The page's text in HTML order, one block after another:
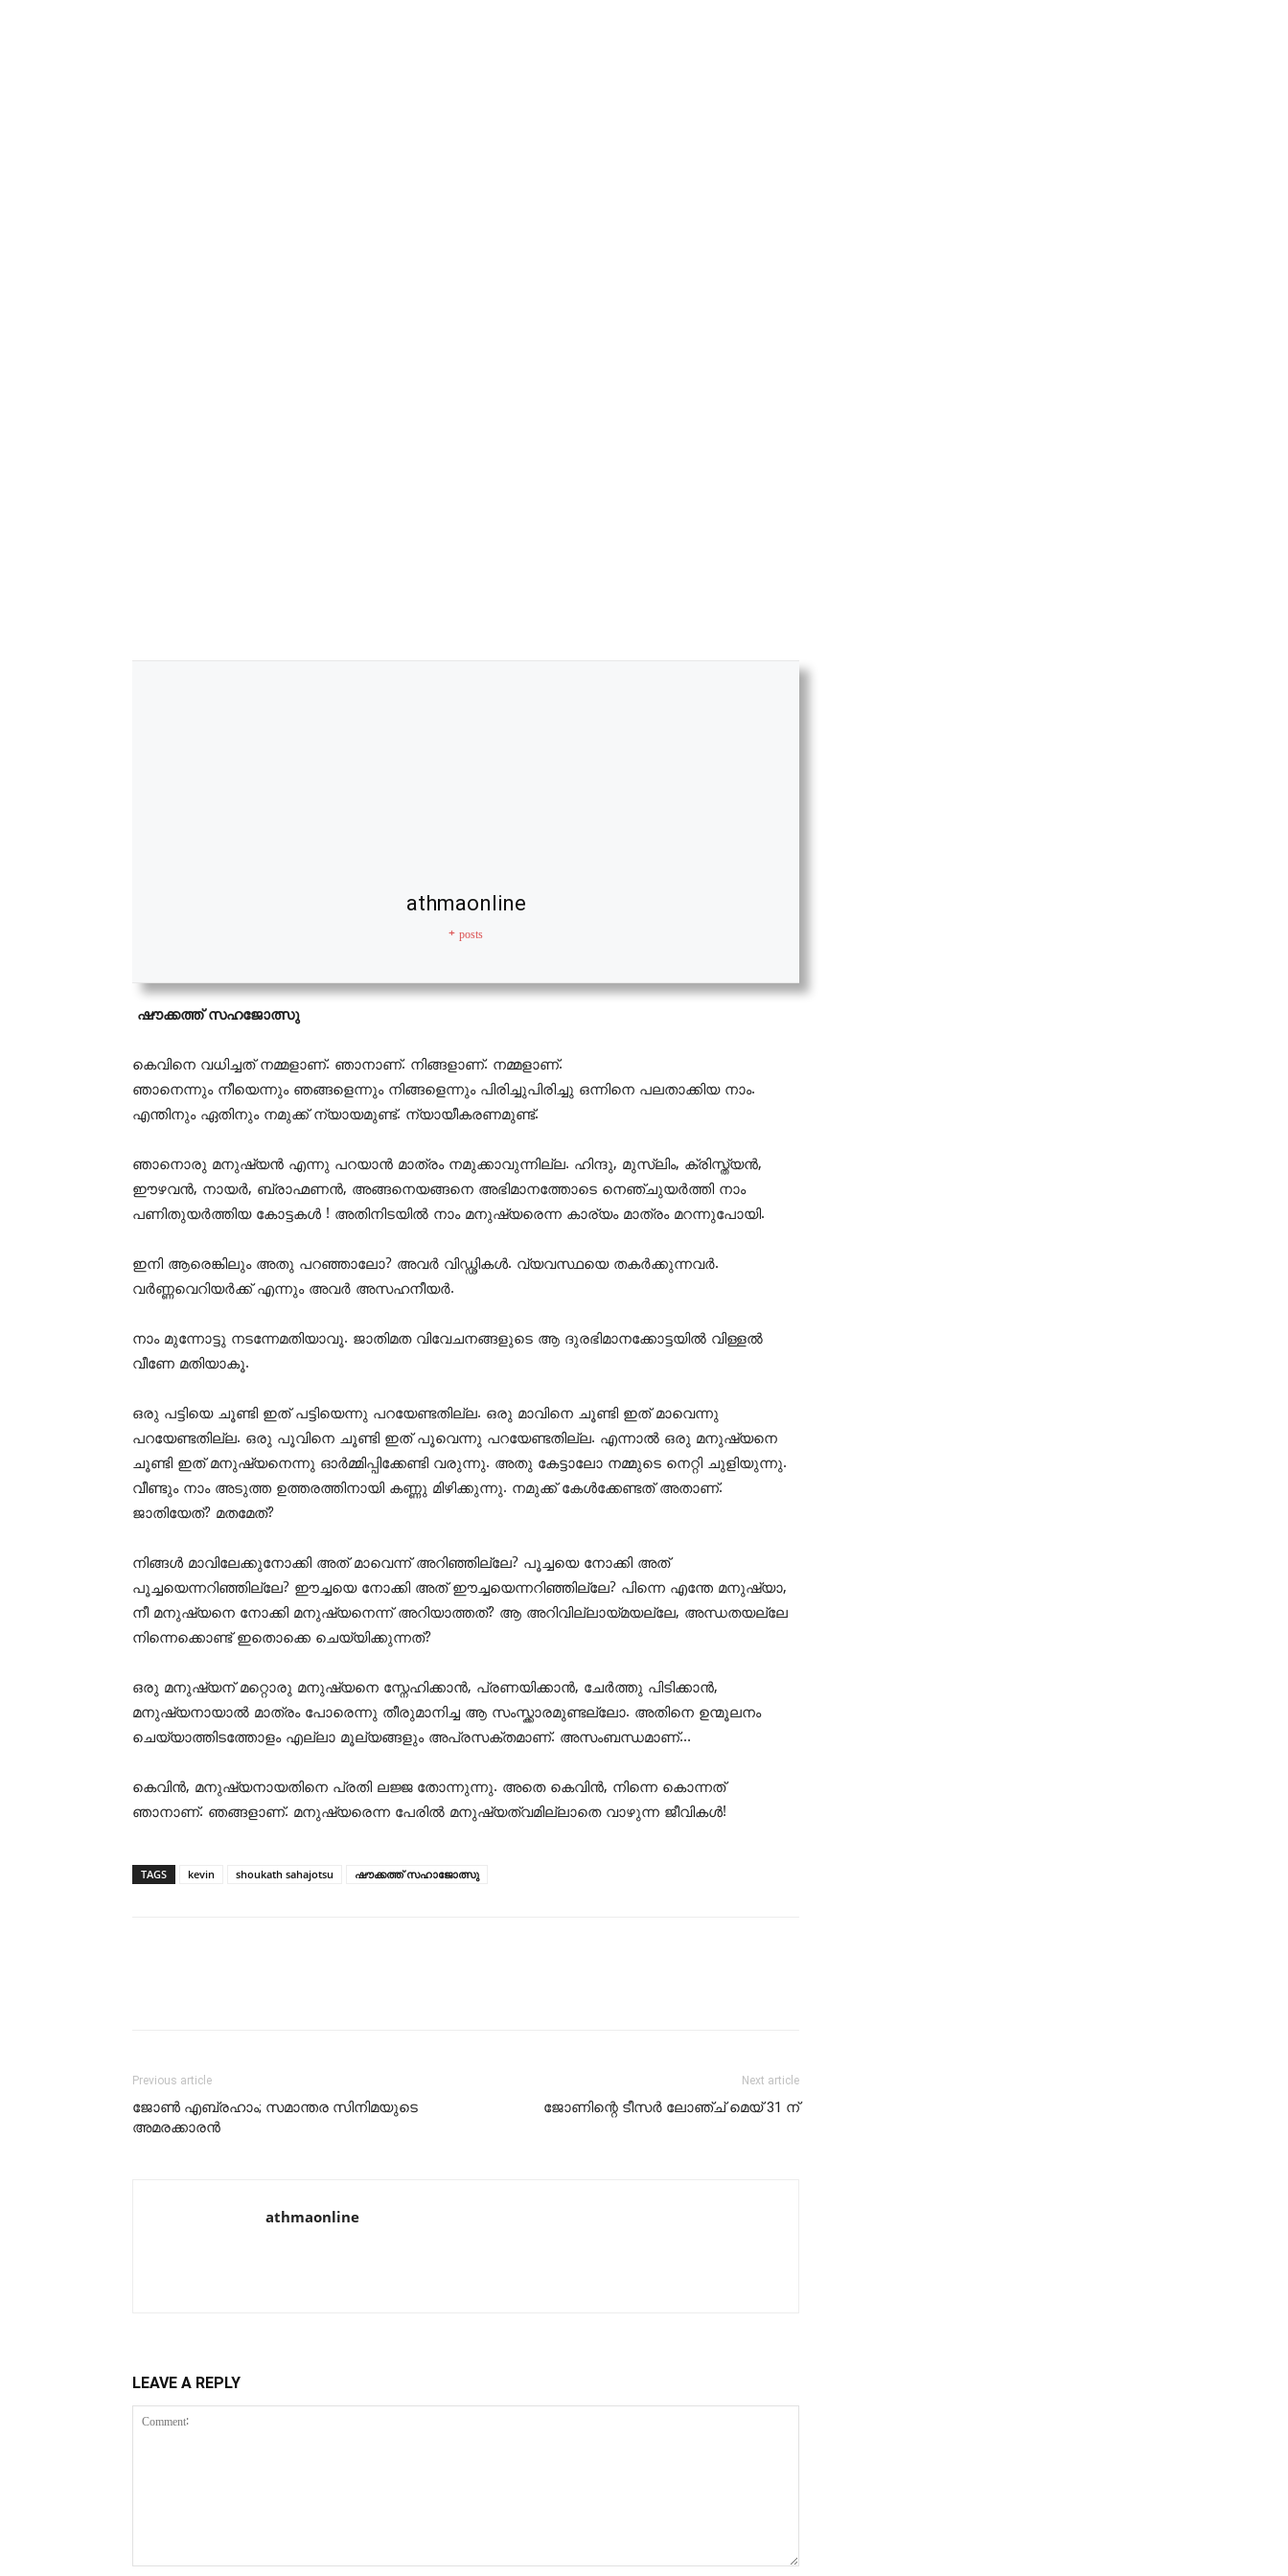
athmaonline
+ posts
ഷൗക്കത്ത് സഹജോത്സു
കെവിനെ വധിച്ചത് നമ്മളാണ്. ഞാനാണ്. നിങ്ങളാണ്. നമ്മളാണ്.
ഞാനെന്നും നീയെന്നും ഞങ്ങളെന്നും നിങ്ങളെന്നും പിരിച്ചുപിരിച്ചു ഒന്നിനെ പലതാക്കിയ നാം.
എന്തിനും ഏതിനും നമുക്ക് ന്യായമുണ്ട്. ന്യായീകരണമുണ്ട്.
ഞാനൊരു മനുഷ്യൻ എന്നു പറയാൻ മാത്രം നമുക്കാവുന്നില്ല. ഹിന്ദു, മുസ്ലിം, ക്രിസ്ത്യൻ,
ഈഴവൻ, നായർ, ബ്രാഹ്മണൻ, അങ്ങനെയങ്ങനെ അഭിമാനത്തോടെ നെഞ്ചുയർത്തി നാം
പണിതുയർത്തിയ കോട്ടകൾ ! അതിനിടയിൽ നാം മനുഷ്യരെന്ന കാര്യം മാത്രം മറന്നുപോയി.
ഇനി ആരെങ്കിലും അതു പറഞ്ഞാലോ? അവർ വിഡ്ഢികൾ. വ്യവസ്ഥയെ തകർക്കുന്നവർ.
വർണ്ണവെറിയർക്ക് എന്നും അവർ അസഹനീയർ.
നാം മുന്നോട്ടു നടന്നേമതിയാവൂ. ജാതിമത വിവേചനങ്ങളുടെ ആ ദുരഭിമാനക്കോട്ടയിൽ വിള്ളൽ
വീണേ മതിയാകൂ.
ഒരു പട്ടിയെ ചൂണ്ടി ഇത് പട്ടിയെന്നു പറയേണ്ടതില്ല. ഒരു മാവിനെ ചൂണ്ടി ഇത് മാവെന്നു
പറയേണ്ടതില്ല. ഒരു പൂവിനെ ചൂണ്ടി ഇത് പൂവെന്നു പറയേണ്ടതില്ല. എന്നാൽ ഒരു മനുഷ്യനെ
ചൂണ്ടി ഇത് മനുഷ്യനെന്നു ഓർമ്മിപ്പിക്കേണ്ടി വരുന്നു. അതു കേട്ടാലോ നമ്മുടെ നെറ്റി ചുളിയുന്നു.
വീണ്ടും നാം അടുത്ത ഉത്തരത്തിനായി കണ്ണു മിഴിക്കുന്നു. നമുക്ക് കേൾക്കേണ്ടത് അതാണ്.
ജാതിയേത്? മതമേത്?
നിങ്ങൾ മാവിലേക്കുനോക്കി അത് മാവെന്ന് അറിഞ്ഞില്ലേ? പൂച്ചയെ നോക്കി അത്
പൂച്ചയെന്നറിഞ്ഞില്ലേ? ഈച്ചയെ നോക്കി അത് ഈച്ചയെന്നറിഞ്ഞില്ലേ? പിന്നെ എന്തേ മനുഷ്യാ,
നീ മനുഷ്യനെ നോക്കി മനുഷ്യനെന്ന് അറിയാത്തത്? ആ അറിവില്ലായ്മയല്ലേ, അന്ധതയല്ലേ
നിന്നെക്കൊണ്ട് ഇതൊക്കെ ചെയ്യിക്കുന്നത്?
ഒരു മനുഷ്യന് മറ്റൊരു മനുഷ്യനെ സ്നേഹിക്കാൻ, പ്രണയിക്കാൻ, ചേർത്തു പിടിക്കാൻ,
മനുഷ്യനായാൽ മാത്രം പോരെന്നു തീരുമാനിച്ച ആ സംസ്ക്കാരമുണ്ടല്ലോ. അതിനെ ഉന്മൂലനം
ചെയ്യാത്തിടത്തോളം എല്ലാ മൂല്യങ്ങളും അപ്രസക്തമാണ്. അസംബന്ധമാണ്…
കെവിൻ, മനുഷ്യനായതിനെ പ്രതി ലജ്ജ തോന്നുന്നു. അതെ കെവിൻ, നിന്നെ കൊന്നത്
ഞാനാണ്. ഞങ്ങളാണ്. മനുഷ്യരെന്ന പേരിൽ മനുഷ്യത്വമില്ലാതെ വാഴുന്ന ജീവികൾ!
TAGS kevin shoukath sahajotsu ഷൗക്കത്ത് സഹാജോത്സു
Previous article
ജോണ്‍ എബ്രഹാം; സമാന്തര സിനിമയുടെ
അമരക്കാരന്‍
Next article
ജോണിന്റെ ടീസർ ലോഞ്ച് മെയ് 31 ന്
athmaonline
LEAVE A REPLY